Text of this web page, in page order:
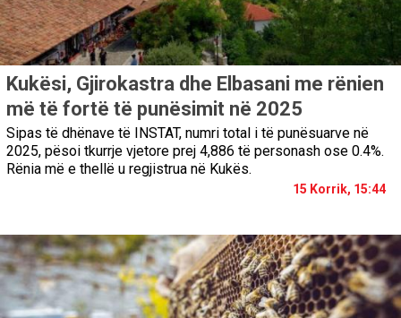
Kukësi, Gjirokastra dhe Elbasani me rënien
më të fortë të punësimit në 2025
Sipas të dhënave të INSTAT, numri total i të punësuarve në
2025, pësoi tkurrje vjetore prej 4,886 të personash ose 0.4%.
Rënia më e thellë u regjistrua në Kukës.
15 Korrik, 15:44